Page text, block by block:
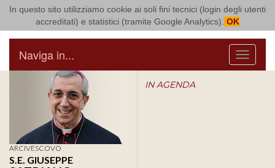
In questo sito utilizziamo cookie ai soli fini tecnici (login degli utenti
accreditati) e statistici (tramite Google Analytics). OK
Arcidiocesi di Bari Bitonto
Menu
Naviga in...
ARCIVESCOVO
S.E. GIUSEPPE
IN AGENDA